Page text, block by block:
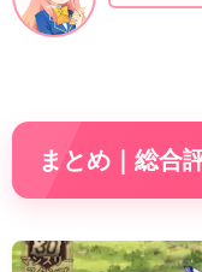
まとめ｜総合